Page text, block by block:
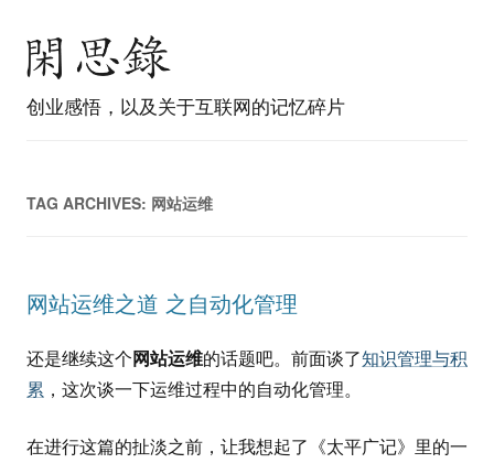
创业感悟，以及关于互联网的记忆碎片
TAG ARCHIVES: 网站运维
网站运维之道 之自动化管理
还是继续这个网站运维的话题吧。前面谈了知识管理与积
累 ，这次谈一下运维过程中的自动化管理。
在进行这篇的扯淡之前，让我想起了《太平广记》里的一